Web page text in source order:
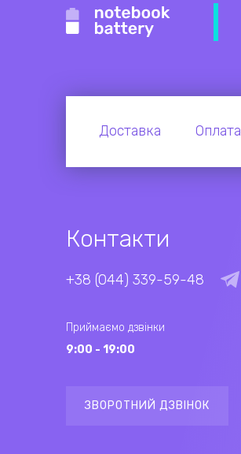
Доставка Оплата
Контакти
+38 (044) 339-59-48
Приймаємо дзвінки
9:00 - 19:00
ЗВОРОТНИЙ ДЗВІНОК